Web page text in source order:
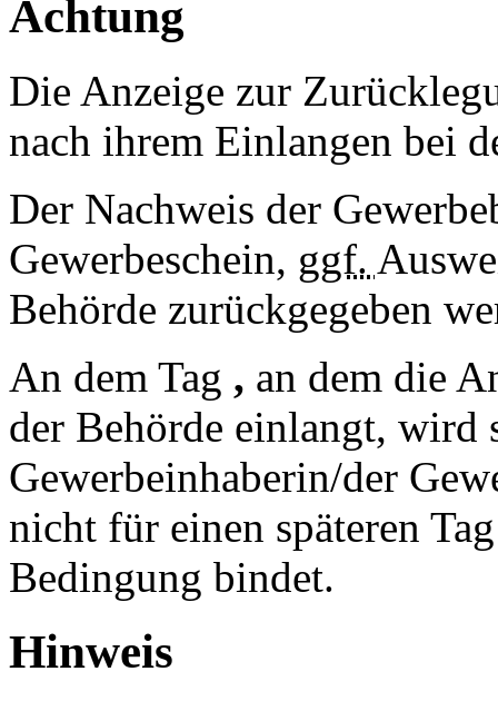
Achtung
Die Anzeige zur
nach ihrem Einlangen bei
Der Nachweis der
Gewerbeschein, ggf.
Behörde zurückgegeben
An dem Tag , an dem die
der Behörde einlangt, wird
Gewerbeinhaberin/der
nicht für einen späteren
Bedingung bindet.
Hinweis